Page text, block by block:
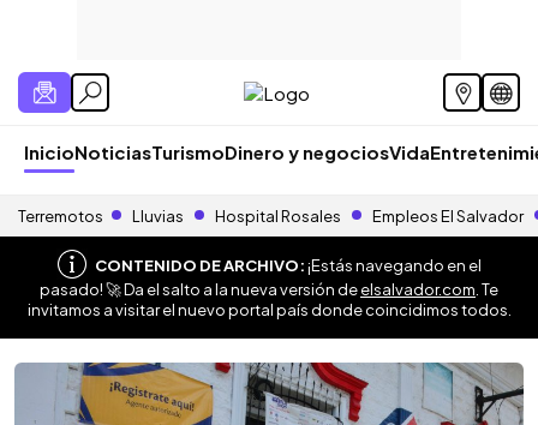
InicioNoticiasTurismoDinero y negociosVida
Terremotos Lluvias Hospital Rosales Empleos El Salvador
CONTENIDO DE ARCHIVO:¡Estás navegando en el
pasado! 🚀 Da el salto a la nueva versión deelsalvador.com . Te
invitamos a visitar el nuevo portal país donde coincidimos todos.